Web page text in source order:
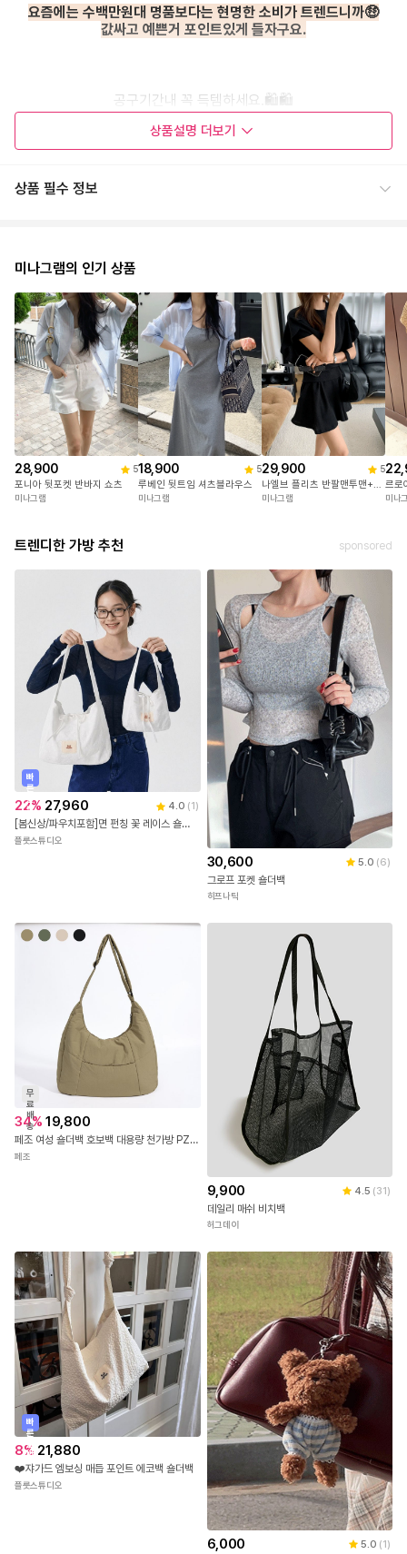
요즘에는 수백만원대 명품보다는 현명한 소비가 트렌드니까🤑
값싸고 예쁜거 포인트있게 들자구요.
공구기간내 꼭 득템하세요.🛍️🛍️
상품설명 더보기
상품 필수 정보
미나그램의 인기 상품
28,900 5
포니아 뒷포켓 반바지 쇼츠
미나그램
18,900 5
루베인 뒷트임 셔츠블라우스
미나그램
29,900 5
나엘브 플리츠 반팔맨투맨+치마반바지세트
미나그램
르로
미나
트렌디한 가방 추천 sponsored
빠
른
출
발
22% 27,960 4.0 (1 )
[봄신상/파우치포함]면 펀칭 꽃 레이스 숄더백 파우치 세트
플룻스튜디오
30,600 5.0 (6)
그로프 포켓 숄더백
히프나틱
무
료
배
송
34% 19,800
페조 여성 숄더백 호보백 대용량 천가방 PZBAG 3050
페조
9,900 4.5 (31)
데일리 매쉬 비치백
허그데이
빠
른
출
발
8% 21,880
❤️쟈가드 엠보싱 매듭 포인트 에코백 숄더백
플룻스튜디오
6,000 5.0 (1)